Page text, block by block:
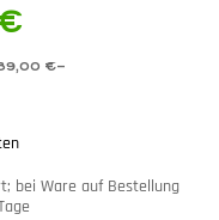
–
€
bei Ware auf Bestellung